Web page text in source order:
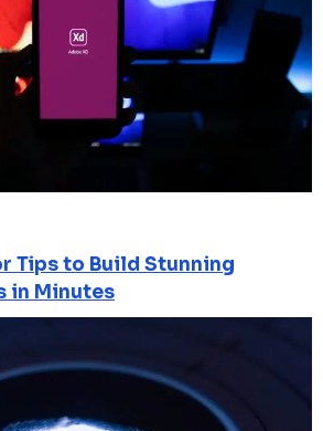
Tips to Build Stunning
in Minutes